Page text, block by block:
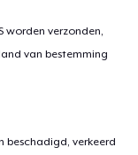
worden verzonden,
van bestemming
beschadigd, verkeerd